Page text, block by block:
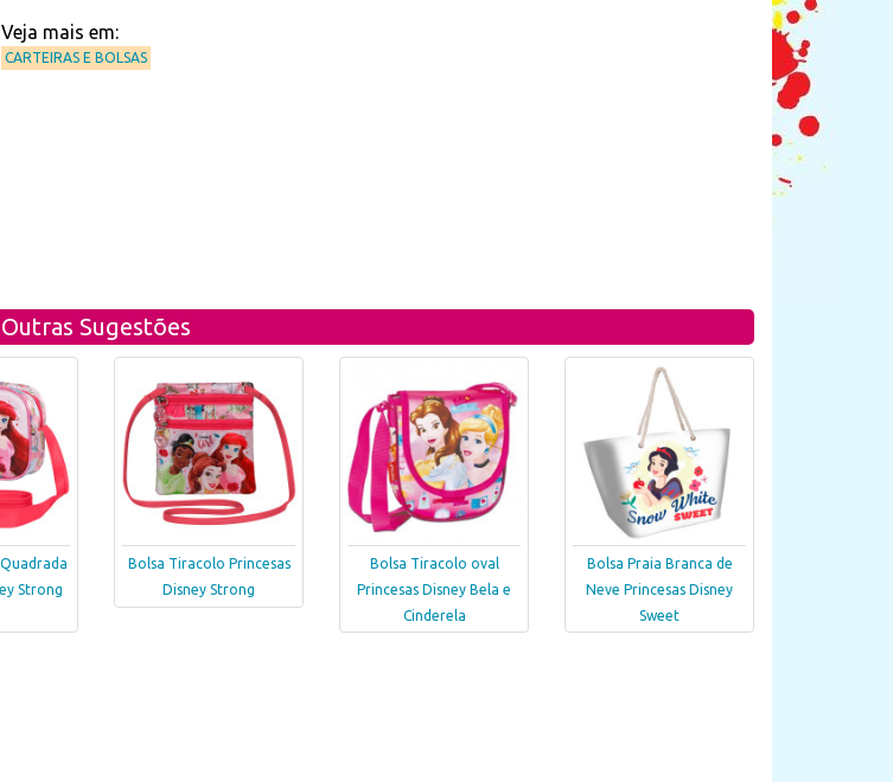
Veja mais em:
CARTEIRAS E BOLSAS
Outras Sugestões
Strong
Bolsa Tiracolo Princesas
Disney Strong
Bolsa Tiracolo oval
Princesas Disney Bela e
Cinderela
Bolsa Praia Branca de
Neve Princesas Disney
Sweet